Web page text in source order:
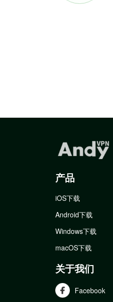
产品
iOS下载
Android下载
Windows下载
macOS下载
关于我们
Facebook